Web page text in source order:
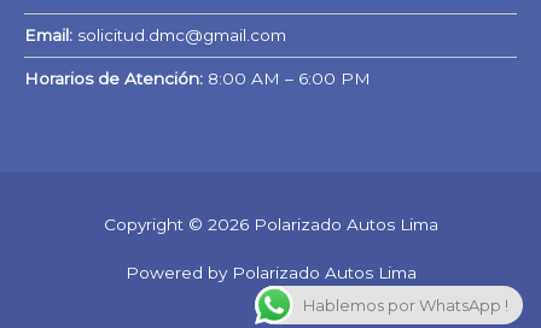
Email: solicitud.dmc@gmail.com
Horarios de Atención: 8:00 AM – 6:00 PM
Copyright © 2026 Polarizado Autos Lima
Powered by Polarizado Autos Lima
Hablemos por WhatsApp !